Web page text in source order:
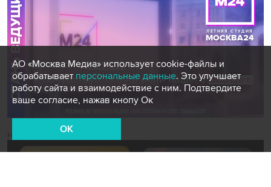
Новости СМИ2
АО «Москва Медиа» использует cookie-файлы и
обрабатывает персональные данные. Это улучшает
работу сайта и взаимодействие с ним. Подтвердите
ваше согласие, нажав кнопу Ок
OK